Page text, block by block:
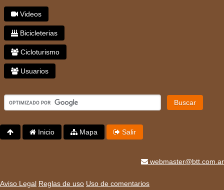
Videos
Bicicleterias
Cicloturismo
Usuarios
Buscar
Inicio Mapa Salir
webmaster@btt.com.ar
Aviso Legal Reglas de uso Uso de comentarios